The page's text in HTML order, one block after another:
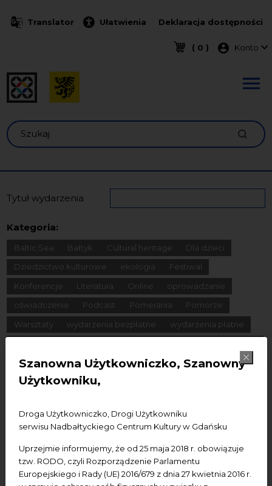
Szanowna Użytkowniczko, Szanowny
Użytkowniku,
Droga Użytkowniczko, Drogi Użytkowniku
serwisu Nadbałtyckiego Centrum Kultury w Gdańsku
Uprzejmie informujemy, że od 25 maja 2018 r. obowiązuje
tzw. RODO, czyli Rozporządzenie Parlamentu
Europejskiego i Rady (UE) 2016/679 z dnia 27 kwietnia 2016 r.
Translator Ułatwienia Deklaracja dostępności
( 0 ) Menu
Konto
Szukaj
Tytuł wydarzenia
Kategoria:
Baltic Sea Bałtyk Cultural heritage
Dla dzieci
Dziedzictwo kulturowe
ekologia
Festiwal
Konferencje
Literatura Online
oprowadzanie
oświadczenie
Podcast Pomerania
Pomorze
Warsztaty
wydarzenia bezpłatne
wydarzenia płatne
Spotkania
Koncerty Wystawy Edukacja Badania
Data końcowa
Termin:
-Wszystkie- Dzisiaj Jutro Pojutrze